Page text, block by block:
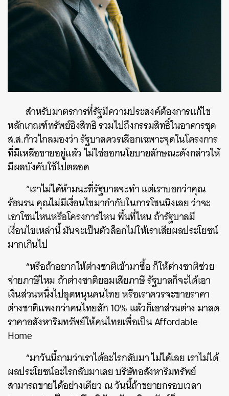
สำหรับมาตรการที่รัฐมีความประสงค์ต้องการแก้ไข
หลักเกณฑ์ทรัพย์อิงสิทธิ รวมไปถึงกรรมสิทธิ์ในอาคารชุด
ส.ส.ก้าวไกลมองว่า รัฐบาลควรเลือกเฉพาะจุดในโครงการ
ที่มีเหลือขายอยู่แล้ว ไม่ใช่ออกนโยบายลักษณะดังกล่าวให้
มีผลบังคับใช้ไปตลอด
“เราไม่ได้ห้ามนะที่รัฐบาลจะทำ แต่เราบอกว่าคุณ
ร้อนรน คุณไม่มีเงื่อนไขมากำกับในการโซนนิงเลย ว่าจะ
เอาโซนไหนหรือโครงการไหน พื้นที่ไหน ถ้ารัฐบาลมี
เงื่อนไขเหล่านี้ มันจะเป็นตัวล็อกไม่ให้เราเสียผลประโยชน์
มากเกินไป
“หรือถ้าอยากให้ต่างชาติเข้ามาซื้อ ก็ให้ต่างชาติช่วย
จ่ายภาษีไหม ถ้าต่างชาติยอมเสียภาษี รัฐบาลก็จะได้เอา
เงินส่วนหนึ่งไปอุดหนุนคนไทย หรือเราควรจะขายราคา
ต่างชาติแพงกว่าคนไทยสัก 10% แล้วก็เอาส่วนต่าง มาลด
ราคาอสังหาริมทรัพย์ให้คนไทยเพื่อเป็น Affordable
Home
“มาวันนี้ถามว่าเราได้อะไรกลับมา ไม่ได้เลย เราไม่ได้
ผลประโยชน์อะไรกลับมาเลย บริษัทอสังหาริมทรัพย์
สามารถขายได้อย่างเดียว ณ วันนี้ถ้าขยายกรอบเวลา